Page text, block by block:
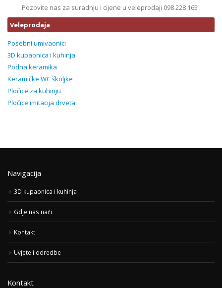
Pozovite nas za suradnju i cijene u veleprodaji 098 228 165 .
Veleprodaja
Posebni umivaonici
3D kupaonica i kuhinja
Podna keramika
Keramičke WC školjke
Pločice za kuhinju
Pločice imitacija drveta
Navigacija
3D kupaonica i kuhinja
Gdje nas naći
Kontakt
Uvjete i odredbe
Kontakt